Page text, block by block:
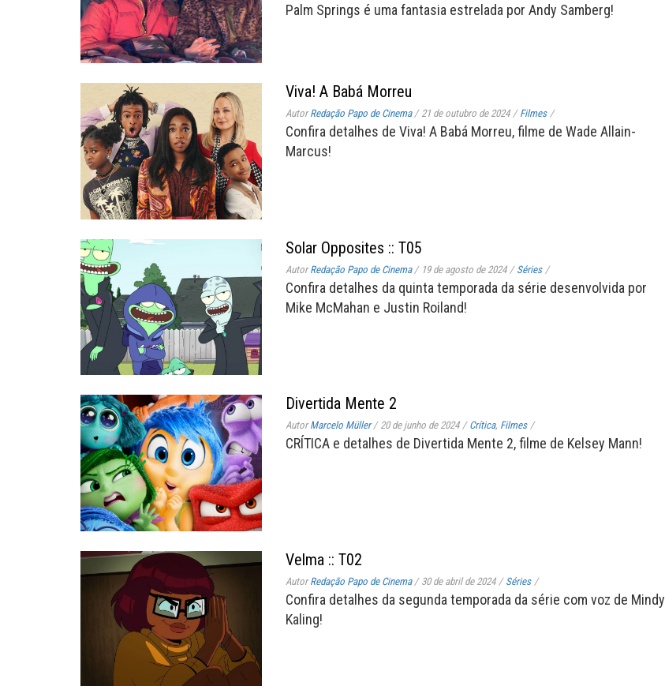
Palm Springs é uma fantasia estrelada por Andy Samberg!
Viva! A Babá Morreu
AutorRedação Papo de Cinema / 21 de outubro de 2024 / Filmes /
Confira detalhes de Viva! A Babá Morreu, filme de Wade Allain-
Marcus!
Solar Opposites :: T05
AutorRedação Papo de Cinema / 19 de agosto de 2024 / Séries /
Confira detalhes da quinta temporada da série desenvolvida por
Mike McMahan e Justin Roiland!
Divertida Mente 2
AutorMarcelo Müller / 20 de junho de 2024 / Crítica, Filmes /
CRÍTICA e detalhes de Divertida Mente 2, filme de Kelsey Mann!
Velma :: T02
AutorRedação Papo de Cinema / 30 de abril de 2024 / Séries /
Confira detalhes da segunda temporada da série com voz de Mindy
Kaling!